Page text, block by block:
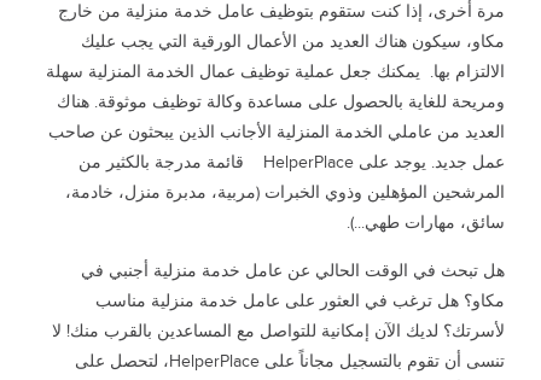
مرة أخرى، إذا كنت ستقوم بتوظيف عامل خدمة منزلية من خارج
مكاو، سيكون هناك العديد من الأعمال الورقية التي يجب عليك
الالتزام بها. يمكنك جعل عملية توظيف عمال الخدمة المنزلية سهلة
ومريحة للغاية بالحصول على مساعدة وكالة توظيف موثوقة. هناك
العديد من عاملي الخدمة المنزلية الأجانب الذين يبحثون عن صاحب
عمل جديد. يوجد على HelperPlace قائمة مدرجة بالكثير من
المرشحين المؤهلين وذوي الخبرات (مربية، مدبرة منزل، خادمة،
سائق، مهارات طهي...).
هل تبحث في الوقت الحالي عن عامل خدمة منزلية أجنبي في
مكاو؟ هل ترغب في العثور على عامل خدمة منزلية مناسب
لأسرتك؟ لديك الآن إمكانية للتواصل مع المساعدين بالقرب منك! لا
تنسى أن تقوم بالتسجيل مجاناً على HelperPlace، لتحصل على